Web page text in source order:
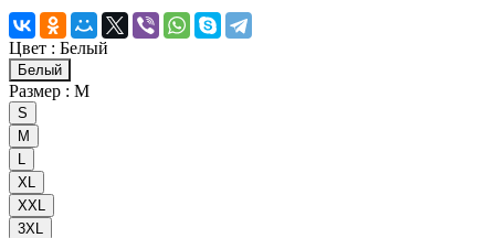
Цвет : Белый
Белый
Размер : M
S
M
L
XL
XXL
3XL